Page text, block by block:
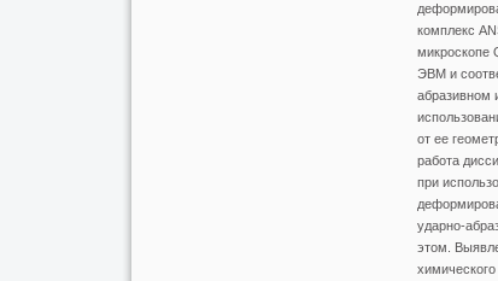
комплекс
микроскопе
ЭВМ и
абразивном
от ее
работа
при
ударно-
этом.